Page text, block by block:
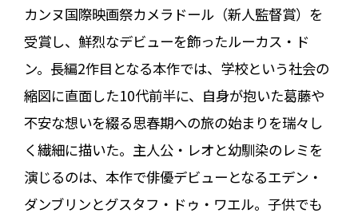
カンヌ国際映画祭カメラドール（新人監督賞）を
受賞し、鮮烈なデビューを飾ったルーカス・ド
ン。長編2作目となる本作では、学校という社会の
縮図に直面した10代前半に、自身が抱いた葛藤や
不安な想いを綴る思春期への旅の始まりを瑞々し
く繊細に描いた。主人公・レオと幼馴染のレミを
演じるのは、本作で俳優デビューとなるエデン・
ダンブリンとグスタフ・ドゥ・ワエル。子供でも